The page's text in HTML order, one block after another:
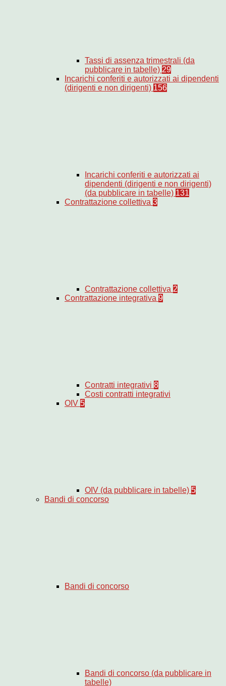
Tassi di assenza trimestrali (da
pubblicare in tabelle) 29
Incarichi conferiti e autorizzati ai dipendenti
(dirigenti e non dirigenti) 156
Incarichi conferiti e autorizzati ai
dipendenti (dirigenti e non dirigenti)
(da pubblicare in tabelle) 131
Contrattazione collettiva 3
Contrattazione collettiva 2
Contrattazione integrativa 9
Contratti integrativi 8
Costi contratti integrativi
OIV 5
OIV (da pubblicare in tabelle) 5
Bandi di concorso
Bandi di concorso
Bandi di concorso (da pubblicare in
tabelle)